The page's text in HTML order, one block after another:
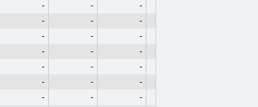
- -
-
- -
-
- -
-
- -
-
- -
-
- -
-
- -
-